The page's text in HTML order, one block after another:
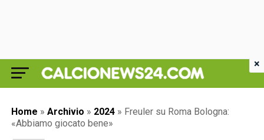
Home » Archivio » 2024 » Freuler su Roma Bologna:
«Abbiamo giocato bene»
×